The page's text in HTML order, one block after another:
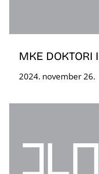
MKE DOKTORI
2024. november 26.